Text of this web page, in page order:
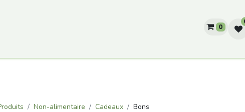
0
Non-alimentaire Cadeaux Bons